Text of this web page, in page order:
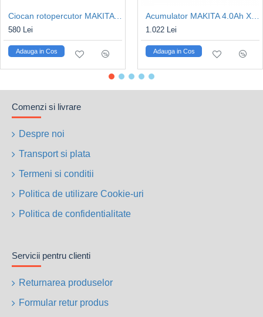
Ciocan rotopercutor MAKITA HR140DZ SDS-PLUS 12V 0,9J, Kit acumulatori
580 Lei
Adauga in Cos
1.022 Lei
Adauga in Cos
Comenzi si livrare
Despre noi
Transport si plata
Termeni si conditii
Politica de utilizare Cookie-uri
Politica de confidentialitate
Servicii pentru clienti
Returnarea produselor
Formular retur produs